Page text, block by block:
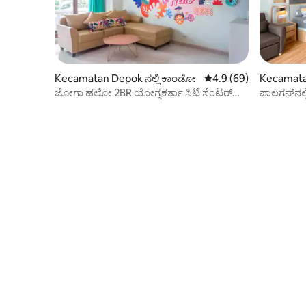
Kecamatan Depok ನಲ್ಲಿ ಕಾಂಡೋ 5 ರಲ್ಲಿ 4.9 ಸರಾಸರಿ
4.9 (69)
ಜೋಗಾ ಹಲೋ 2BR ಯೋಗ್ಯಕರ್ತಾ ಸಿಟಿ ಸೆಂಟರ್
ಕಾಂಡೋ